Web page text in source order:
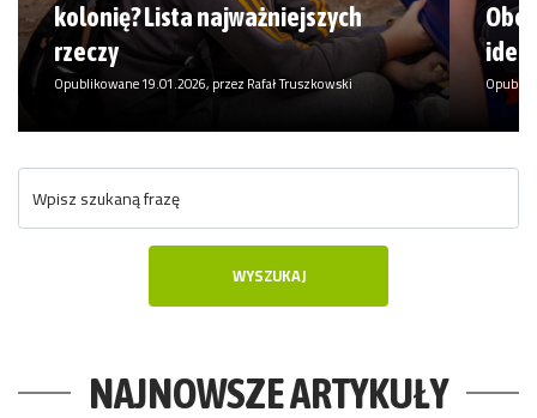
kolonię? Lista najważniejszych
rzeczy
Opublikowane 19.01.2026, przez Rafał Truszkowski
Wpisz szukaną frazę
WYSZUKAJ
NAJNOWSZE ARTYKUŁY